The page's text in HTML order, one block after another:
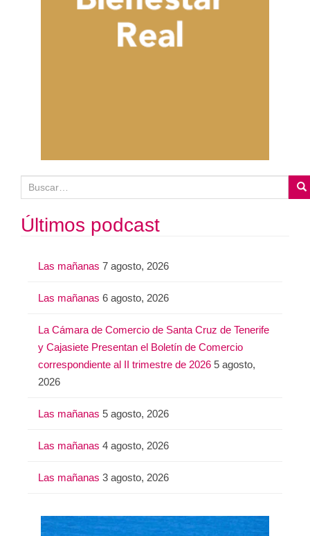
u
s
c
Últimos podcast
Las mañanas 7 agosto, 2026
Las mañanas 6 agosto, 2026
La Cámara de Comercio de Santa Cruz de Tenerife
y Cajasiete Presentan el Boletín de Comercio
correspondiente al II trimestre de 2026 5 agosto,
2026
Las mañanas 5 agosto, 2026
Las mañanas 4 agosto, 2026
Las mañanas 3 agosto, 2026